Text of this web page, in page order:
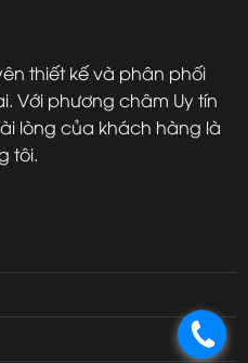
thiết kế và phân phối
Với phương châm Uy tín
lòng của khách hàng là
tôi.
.